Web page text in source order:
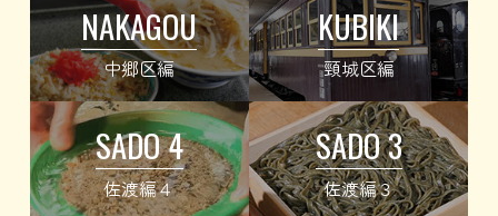
NAKAGOU
中郷区編
KUBIKI
頸城区編
SADO 4
佐渡編４
SADO 3
佐渡編３